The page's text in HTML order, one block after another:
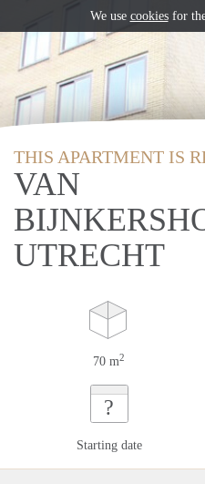
THIS APARTMENT IS
VAN
UTRECHT
70 m2
?
Starting date
We use cookiesfor the